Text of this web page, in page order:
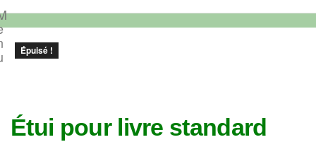
Épuisé !
Étui pour livre standard